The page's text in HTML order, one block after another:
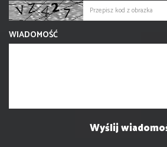
WIADOMOŚĆ